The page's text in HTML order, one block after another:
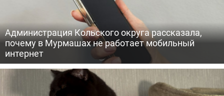
Администрация Кольского округа рассказала,
почему в Мурмашах не работает мобильный
интернет